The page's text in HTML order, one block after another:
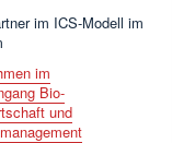
im ICS-Modell im
im
Bio-
und